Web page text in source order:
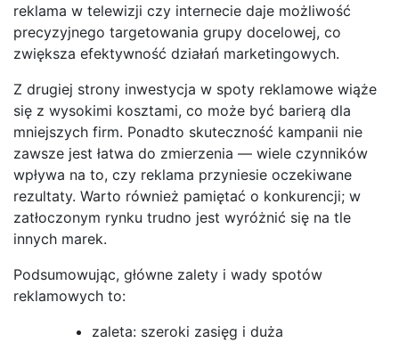
reklama w telewizji czy internecie daje możliwość
precyzyjnego targetowania grupy docelowej, co
zwiększa efektywność działań marketingowych.
Z drugiej strony inwestycja w spoty reklamowe wiąże
się z wysokimi kosztami, co może być barierą dla
mniejszych firm. Ponadto skuteczność kampanii nie
zawsze jest łatwa do zmierzenia — wiele czynników
wpływa na to, czy reklama przyniesie oczekiwane
rezultaty. Warto również pamiętać o konkurencji; w
zatłoczonym rynku trudno jest wyróżnić się na tle
innych marek.
Podsumowując, główne zalety i wady spotów
reklamowych to:
zaleta: szeroki zasięg i duża